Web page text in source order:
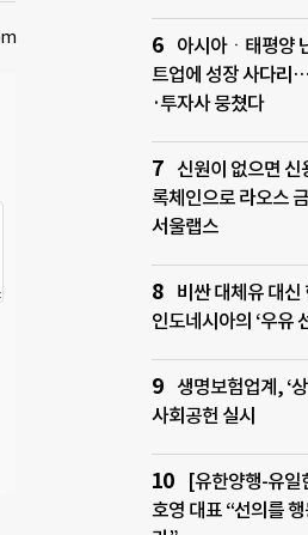
아시아ㆍ태평양
트업에 성장 사다리
·투자사 뭉쳤다
신원이 없으면
록체인으로 라오스
서울랩스
비싼 대체유 대
인도네시아의 ‘우유
생명보험업계, ‘
사회공헌 실시
[유한양행-유일
호영 대표 “선의를